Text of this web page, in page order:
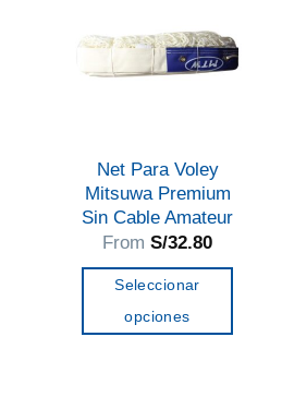
Net Para Voley
Mitsuwa Premium
Sin Cable Amateur
From S/32.80
Seleccionar
opciones